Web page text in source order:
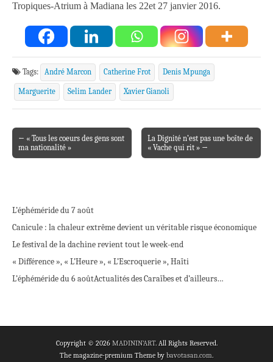
Tropiques-Atrium à Madiana les 22et 27 janvier 2016.
Tags: André Marcon Catherine Frot Denis Mpunga
Marguerite Selim Lander Xavier Gianoli
Post navigation
← « Tous les coeurs des gens sont
ma nationalité »
La Dignité n’est pas une boîte de
« Vache qui rit » →
L’éphéméride du 7 août
Canicule : la chaleur extrême devient un véritable risque économique
Le festival de la dachine revient tout le week-end
« Différence », « L’Heure », « L’Escroquerie », Haïti
L’éphéméride du 6 aoûtActualités des Caraïbes et d’ailleurs…
Copyright © 2026 MADININ'ART. All Rights Reserved.
The magazine-premium Theme by bavotasan.com.